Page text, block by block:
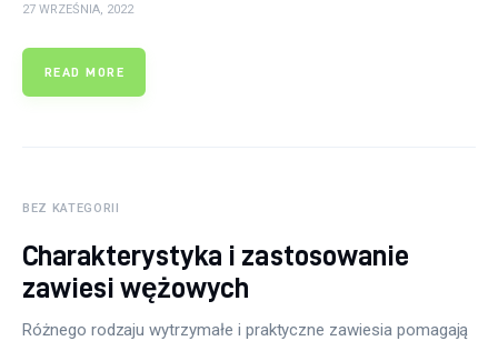
27 WRZEŚNIA, 2022
READ MORE
BEZ KATEGORII
Charakterystyka i zastosowanie
zawiesi wężowych
Różnego rodzaju wytrzymałe i praktyczne zawiesia pomagają